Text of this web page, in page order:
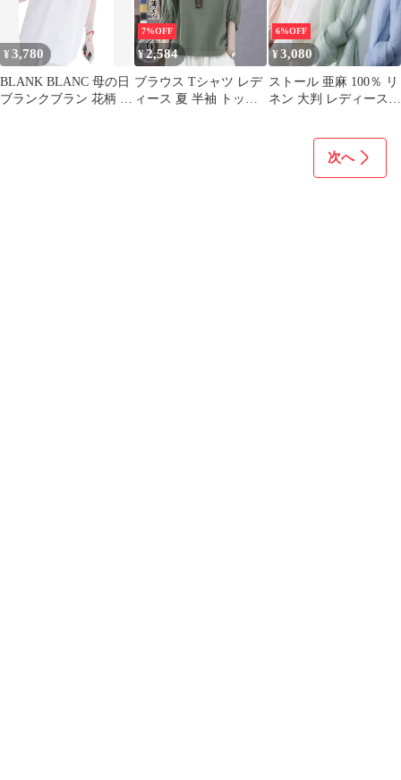
布ポーチ 牛革 ウォレッ
ト ショルダー ショルダ
ーバッグ 財布 ブランド
通勤 斜めがけ レザー
ポーチ 母の日 99
ップス ラウンドネック
レディース( 1.ホワイト
Ｔシャツ, L（日本サイ
ズM))
ファッション 30代 40代
50代 60代 ワンピスター
zhufengz01
¥3,780
BLANK BLANC 母の日
ブランクブラン 花柄 袖
7%OFF
¥2,584
ブラウス Tシャツ レデ
ィース 夏 半袖 トップ
6%OFF
¥3,080
ストール 亜麻 100％ リ
ネン 大判 レディース
麻 スカーフ 天然繊維
ガーゼ タオル 無地 爽
次へ